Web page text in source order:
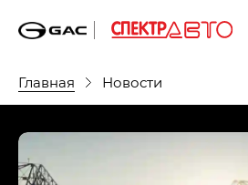
Главная Новости